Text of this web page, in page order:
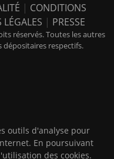
| CONDITIONS
| PRESSE
réservés. Toutes les autres
respectifs.
outils d'analyse pour
En poursuivant
des cookies.